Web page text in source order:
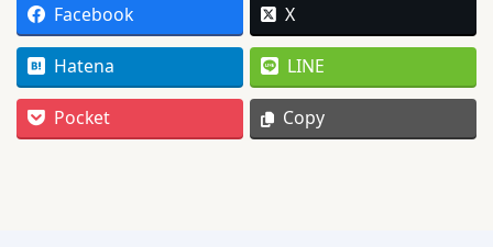
Facebook X
Hatena LINE
Pocket Copy